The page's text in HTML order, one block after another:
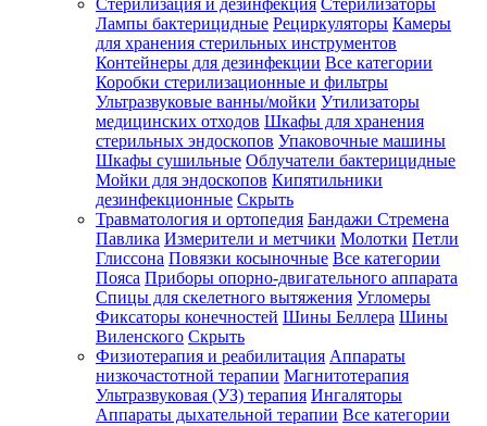
Стерилизация и дезинфекция Стерилизаторы
Лампы бактерицидные Рециркуляторы Камеры
для хранения стерильных инструментов
Контейнеры для дезинфекции Все категории
Коробки стерилизационные и фильтры
Ультразвуковые ванны/мойки Утилизаторы
медицинских отходов Шкафы для хранения
стерильных эндоскопов Упаковочные машины
Шкафы сушильные Облучатели бактерицидные
Мойки для эндоскопов Кипятильники
дезинфекционные Скрыть
Травматология и ортопедия Бандажи Стремена
Павлика Измерители и метчики Молотки Петли
Глиссона Повязки косыночные Все категории
Пояса Приборы опорно-двигательного аппарата
Спицы для скелетного вытяжения Угломеры
Фиксаторы конечностей Шины Беллера Шины
Виленского Скрыть
Физиотерапия и реабилитация Аппараты
низкочастотной терапии Магнитотерапия
Ультразвуковая (УЗ) терапия Ингаляторы
Аппараты дыхательной терапии Все категории